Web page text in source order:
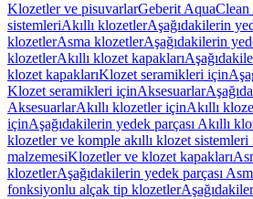
Klozetler ve pisuvarlarGeberit AquaClean
sistemleriAkıllı klozetlerAşağıdakilerin
klozetlerAsma klozetlerAşağıdakilerin
klozetlerAkıllı klozet kapakları
klozet kapaklarıKlozet seramikleri için
Klozet seramikleri içinAksesuarlar
AksesuarlarAkıllı klozetler içinAkıllı
içinAşağıdakilerin yedek parçası Akıllı
klozetler ve komple akıllı klozet sistemleri
malzemesiKlozetler ve klozet kapakları
klozetlerAşağıdakilerin yedek parçası
fonksiyonlu alçak tip klozetler